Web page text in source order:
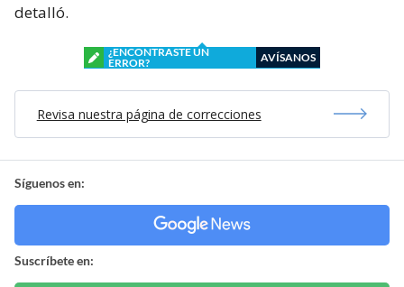
detalló.
¿ENCONTRASTE UN
ERROR?
AVÍSANOS
Revisa nuestra página de correcciones
Síguenos en:
Suscríbete en: